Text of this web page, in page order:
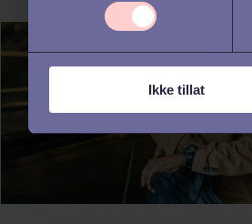
t
k
v
Ikke tillat